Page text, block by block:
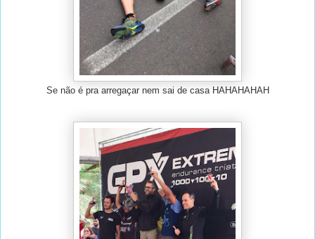
Se não é pra arregaçar nem sai de casa HAHAHAHAH